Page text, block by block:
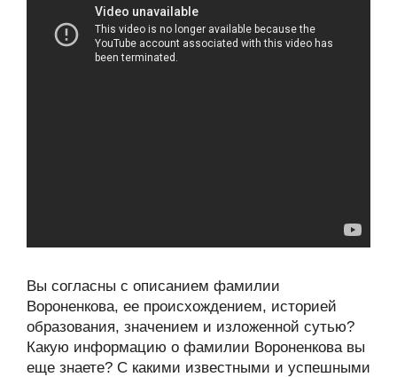
Вы согласны с описанием фамилии
Вороненкова, ее происхождением, историей
образования, значением и изложенной сутью?
Какую информацию о фамилии Вороненкова вы
еще знаете? С какими известными и успешными